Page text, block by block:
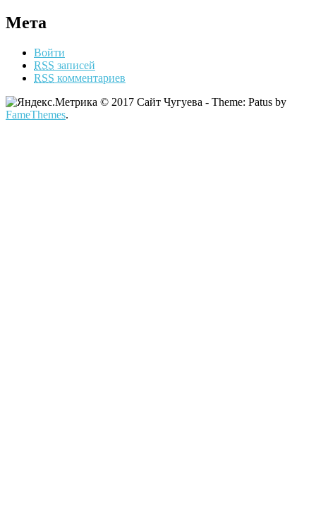
Мета
Войти
RSS записей
RSS комментариев
© 2017 Сайт Чугуева - Theme: Patus by
FameThemes.